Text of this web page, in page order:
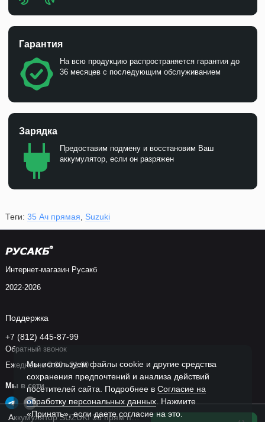
Аккумулятор SUZUKI 35 прям пол 40B20R тонк.кл. в Спб
Гарантия
На всю продукцию распространяется гарантия до
36 месяцев с последующим обслуживанием
Зарядка
Предоставим подмену и восстановим Ваш
аккумулятор, если он разряжен
Теги: 35 Ач прямая Suzuki
Мы используем файлы cookie и другие средства
сохранения предпочтений и анализа действий
посетителей сайта. Подробнее в Согласие на
обработку персональных данных . Нажмите
«Принять», если даете согласие на это.
Интернет-магазин Русакб
2022-2026
Поддержка
+7 (812) 445-87-99
Обратный звонок
Ежедневно 9:00 - 21:00
Мы в сети